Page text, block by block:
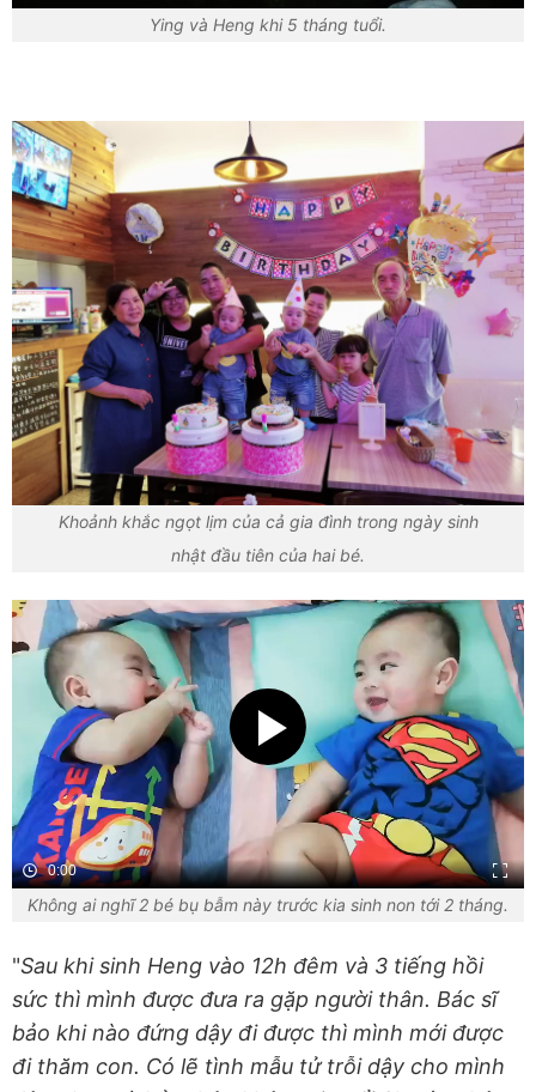
Ying và Heng khi 5 tháng tuổi.
Khoảnh khắc ngọt lịm của cả gia đình trong ngày sinh
nhật đầu tiên của hai bé.
0:00
Không ai nghĩ 2 bé bụ bẫm này trước kia sinh non tới 2 tháng.
"Sau khi sinh Heng vào 12h đêm và 3 tiếng hồi
sức thì mình được đưa ra gặp người thân. Bác sĩ
bảo khi nào đứng dậy đi được thì mình mới được
đi thăm con. Có lẽ tình mẫu tử trỗi dậy cho mình